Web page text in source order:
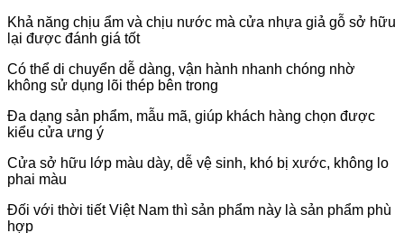
Khả năng chịu ẩm và chịu nước mà cửa nhựa giả gỗ sở hữu
lại được đánh giá tốt
Có thể di chuyển dễ dàng, vận hành nhanh chóng nhờ
không sử dụng lõi thép bên trong
Đa dạng sản phẩm, mẫu mã, giúp khách hàng chọn được
kiểu cửa ưng ý
Cửa sở hữu lớp màu dày, dễ vệ sinh, khó bị xước, không lo
phai màu
Đối với thời tiết Việt Nam thì sản phẩm này là sản phẩm phù
hợp